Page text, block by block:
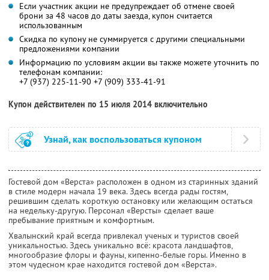
Если участник акции не предупреждает об отмене своей
брони за 48 часов до даты заезда, купон считается
использованным
Скидка по купону не суммируется с другими специальными
предложениями компании
Информацию по условиям акции вы также можете уточнить по
телефонам компании:
+7 (937) 225-11-90 +7 (909) 333-41-91
Купон действителен по 15 июля 2014 включительно
Узнай, как воспользоваться купоном
Гостевой дом «Верста» расположен в одном из старинных зданий
в стиле модерн начала 19 века. Здесь всегда рады гостям,
решившим сделать короткую остановку или желающим остаться
на недельку-другую. Персонал «Версты» сделает ваше
пребывание приятным и комфортным.
Хвалынский край всегда привлекал ученых и туристов своей
уникальностью. Здесь уникально всё: красота ландшафтов,
многообразие флоры и фауны, кипенно-белые горы. Именно в
этом чудесном крае находится гостевой дом «Верста».